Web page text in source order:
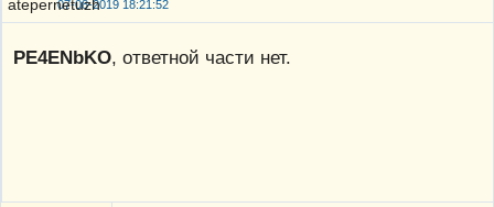
07-08-2019 18:21:52
PE4ENbKO, ответной части нет.